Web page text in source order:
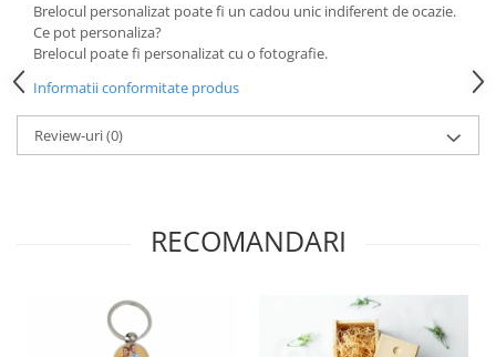
Brelocul personalizat poate fi un cadou unic indiferent de ocazie.
Ce pot personaliza?
Brelocul poate fi personalizat cu o fotografie.
Informatii conformitate produs
Review-uri(0)
RECOMANDARI